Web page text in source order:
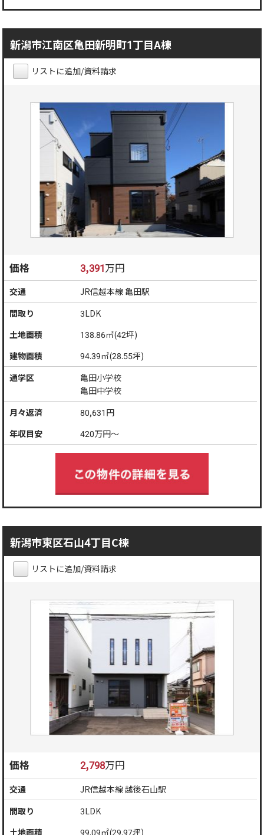
新潟市江南区亀田新明町1丁目A棟
リストに追加/資料請求
価格 3,391万円
交通
JR信越本線 亀田駅
間取り
3LDK
土地面積
138.86㎡(42坪)
建物面積
94.39㎡(28.55坪)
通学区
亀田小学校
亀田中学校
月々返済
80,631 円
年収目安
420万円～
新潟市東区石山4丁目C棟
リストに追加/資料請求
価格 2,798万円
交通
JR信越本線 越後石山駅
間取り
3LDK
土地面積
99.09㎡(29.97坪)